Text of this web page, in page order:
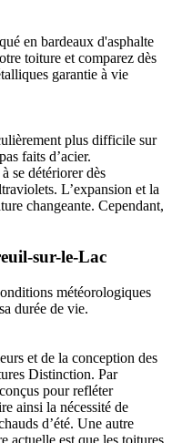
en bardeaux d'asphalte
toiture et comparez dès
garantie à vie
plus difficile sur
faits d’acier.
se détériorer dès
L’expansion et la
changeante. Cependant,
sur-le-Lac
météorologiques
durée de vie.
et de la conception des
Distinction. Par
pour refléter
ainsi la nécessité de
d’été. Une autre
actuelle est que les toitures